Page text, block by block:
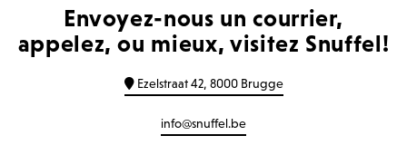
Envoyez-nous un courrier,
appelez, ou mieux, visitez Snuffel!
Ezelstraat 42, 8000 Brugge
info@snuffel.be